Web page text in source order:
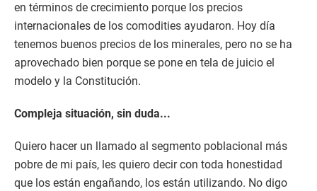
en términos de crecimiento porque los precios
internacionales de los comodities ayudaron. Hoy día
tenemos buenos precios de los minerales, pero no se ha
aprovechado bien porque se pone en tela de juicio el
modelo y la Constitución.
Compleja situación, sin duda...
Quiero hacer un llamado al segmento poblacional más
pobre de mi país, les quiero decir con toda honestidad
que los están engañando, los están utilizando. No digo